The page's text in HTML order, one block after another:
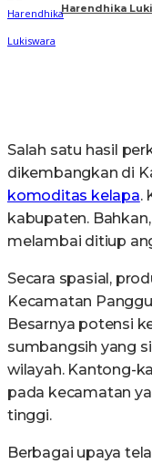
Harendhika
Salah satu hasil
dikembangkan di
komoditas kelapa.
kabupaten.
melambai ditiup
Secara spasial,
Kecamatan
Besarnya potensi
sumbangsih yang
wilayah. Kantong-
pada kecamatan
tinggi.
Berbagai upaya